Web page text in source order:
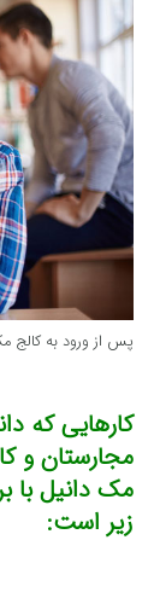
پس از ورود به کالج
کارهایی که
مجارستان و
مک دانیل با
زیر است: